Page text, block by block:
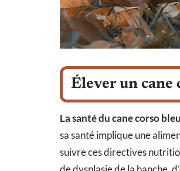
Élever un cane
La santé du cane corso bleu
sa santé implique une
suivre ces directives